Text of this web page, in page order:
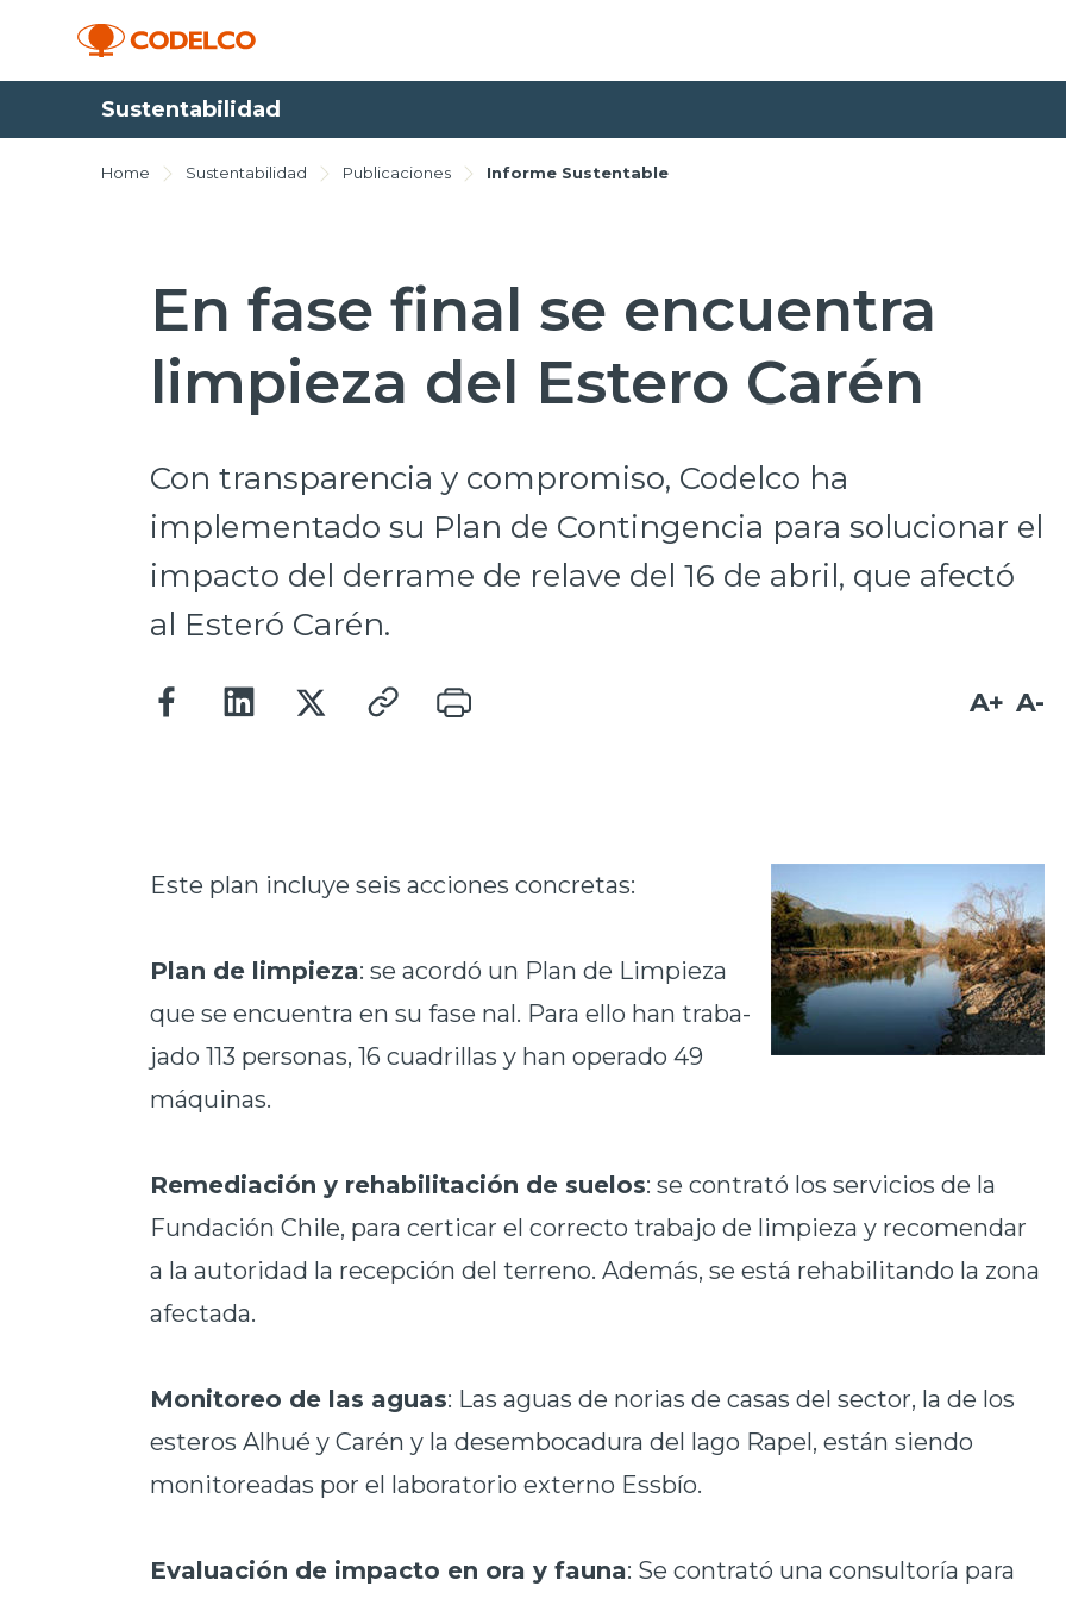
Sustentabilidad
Home Sustentabilidad Publicaciones Informe Sustentable
En fase final se encuentra
limpieza del Estero Carén
Con transparencia y compromiso, Codelco ha
implementado su Plan de Contingencia para solucionar el
impacto del derrame de relave del 16 de abril, que afectó
al Esteró Carén.
A+ A-
Este plan incluye seis acciones concretas:
Plan de limpieza: se acordó un Plan de Limpieza
que se encuentra en su fase nal. Para ello han traba-
jado 113 personas, 16 cuadrillas y han operado 49
máquinas.
Remediación y rehabilitación de suelos: se contrató los servicios de la
Fundación Chile, para certicar el correcto trabajo de limpieza y recomendar
a la autoridad la recepción del terreno. Además, se está rehabilitando la zona
afectada.
Monitoreo de las aguas: Las aguas de norias de casas del sector, la de los
esteros Alhué y Carén y la desembocadura del lago Rapel, están siendo
monitoreadas por el laboratorio externo Essbío.
Evaluación de impacto en ora y fauna: Se contrató una consultoría para